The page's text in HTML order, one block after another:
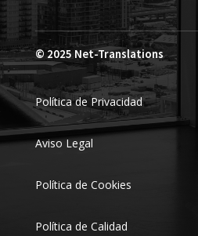
© 2025Net-Translations
Política de Privacidad
Aviso Legal
Política de Cookies
Política de Calidad